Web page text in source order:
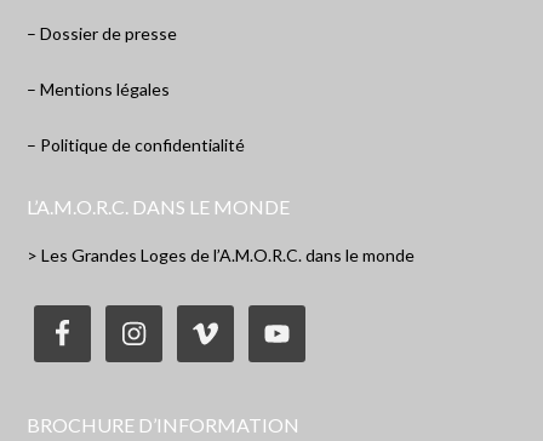
– Dossier de presse
– Mentions légales
– Politique de confidentialité
L’A.M.O.R.C. DANS LE MONDE
> Les Grandes Loges de l’A.M.O.R.C. dans le monde
BROCHURE D’INFORMATION